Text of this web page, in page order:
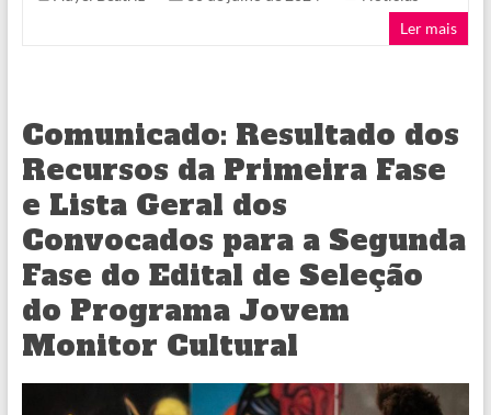
Ler mais
Comunicado: Resultado dos
Recursos da Primeira Fase
e Lista Geral dos
Convocados para a Segunda
Fase do Edital de Seleção
do Programa Jovem
Monitor Cultural